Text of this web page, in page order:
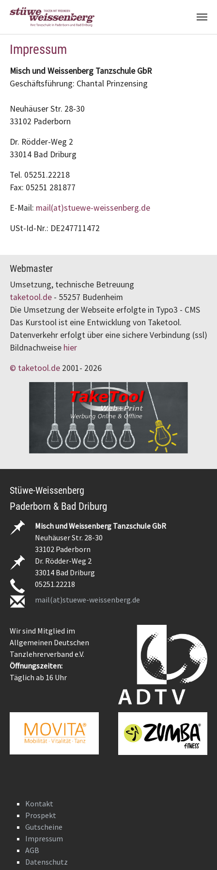
Impressum
Misch und Weissenberg Tanzschule GbR
Geschäftsführung: Chantal Prinzensing
Neuhäuser Str. 28-30
33102 Paderborn
Dr. Rödder-Weg 2
33014 Bad Driburg
Tel. 05251.22218
Fax: 05251 281877
E-Mail: mail(at)stuewe-weissenberg.de
USt-Id-Nr.: DE247711472
Webmaster
Umsetzung, technische Betreuung
taketool.de - 55257 Budenheim
Die Umsetzung der Webseite erfolgte in Typo3 - CMS
Das Kurstool ist eine Entwicklung von Taketool.
Datenverkehr erfolgt über eine sichere Verbindung (ssl)
Bildnachweise hier
© taketool.de 2001- 2026
Stüwe-Weissenberg
Paderborn & Bad Driburg
Misch und Weissenberg Tanzschule GbR
Neuhäuser Str. 28-30
33102 Paderborn
Dr. Rödder-Weg 2
33014 Bad Driburg
05251.22218
mail(at)stuewe-weissenberg.de
Wir sind Mitglied im
Allgemeinen Deutschen
Tanzlehrerverband e.V.
Öffnungszeiten:
Täglich ab 16 Uhr
Kontakt
Prospekt
Gutscheine
Impressum
AGB
Datenschutz